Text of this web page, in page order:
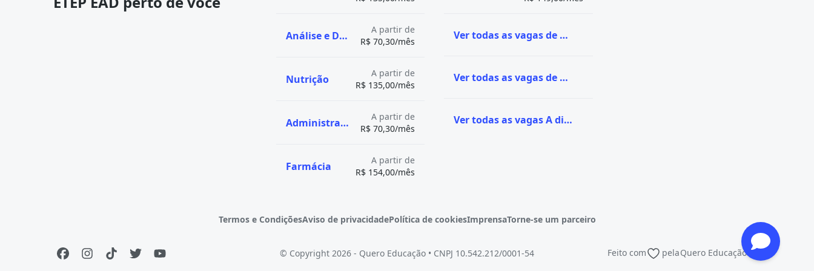
Análise e Desenvolvimento de Sistemas
A partir de
R$ 70,30/mês
Nutrição
A partir de
R$ 135,00/mês
Administração
A partir de
R$ 70,30/mês
Farmácia
A partir de
R$ 154,00/mês
Ver todas as vagas de Graduação no ETEP EAD
Ver todas as vagas de Pós-graduação no ETEP EAD
Ver todas as vagas A distância (EaD) no ETEP EAD
Termos e CondiçõesAviso de privacidadePolítica de cookiesImprensaTorne-se um parceiro
© Copyright 2026 - Quero Educação • CNPJ 10.542.212/0001-54 Feito com pelaQuero Educação